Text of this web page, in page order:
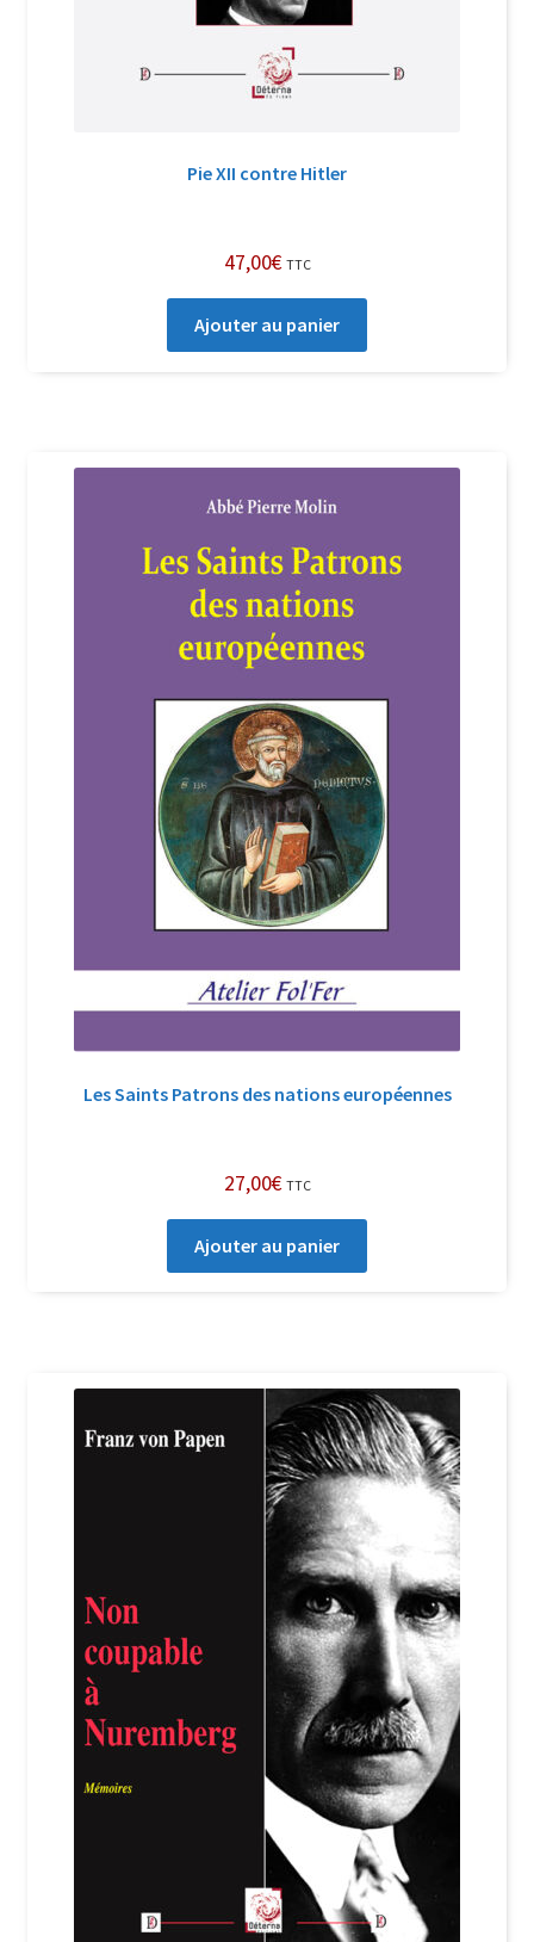
Pie XII contre Hitler
47,00€ TTC
Ajouter au panier
Les Saints Patrons des nations européennes
27,00€ TTC
Ajouter au panier